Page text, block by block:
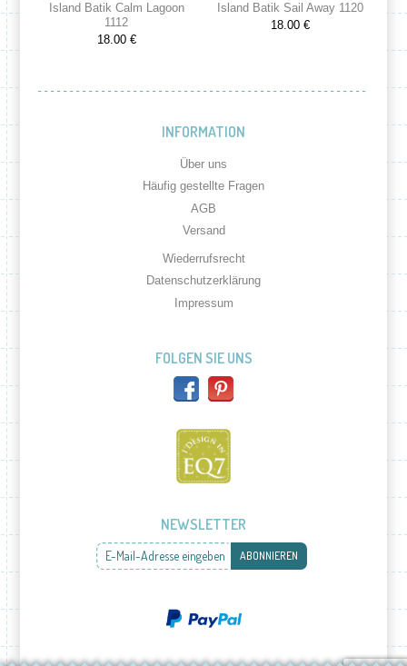
Island Batik Calm Lagoon
1112
18.00 €
Island Batik Sail Away 1120
18.00 €
INFORMATION
Über uns
Häufig gestellte Fragen
AGB
Versand
Wiederrufsrecht
Datenschutzerklärung
Impressum
FOLGEN SIE UNS
NEWSLETTER
E-Mail-Adresse eingeben ABONNIEREN